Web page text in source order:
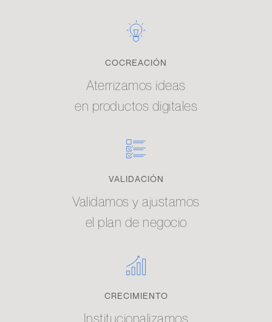
COCREACIÓN
Aterrizamos ideas
en productos digitales
VALIDACIÓN
Validamos y ajustamos
el plan de negocio
CRECIMIENTO
Institucionalizamos